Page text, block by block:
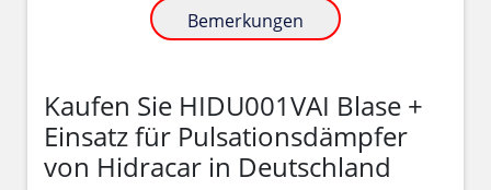
Bemerkungen
Kaufen Sie HIDU001VAI Blase +
Einsatz für Pulsationsdämpfer
von Hidracar in Deutschland